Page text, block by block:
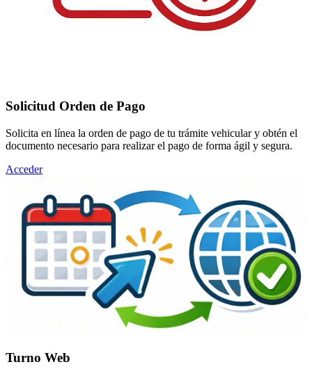
Solicitud Orden de Pago
Solicita en línea la orden de pago de tu trámite vehicular y obtén el
documento necesario para realizar el pago de forma ágil y segura.
Acceder
Turno Web